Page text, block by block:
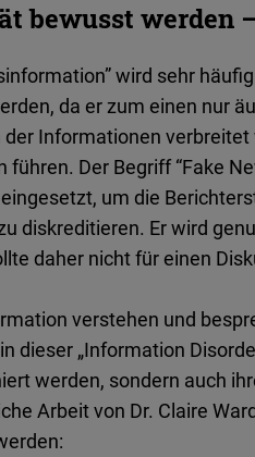
bewusst werden
wird sehr
da er zum einen nur
Informationen
Der Begriff “Fake
um die
diskreditieren. Er wird
daher nicht für einen
verstehen und
dieser „Information
werden, sondern auch
Arbeit von Dr. Claire